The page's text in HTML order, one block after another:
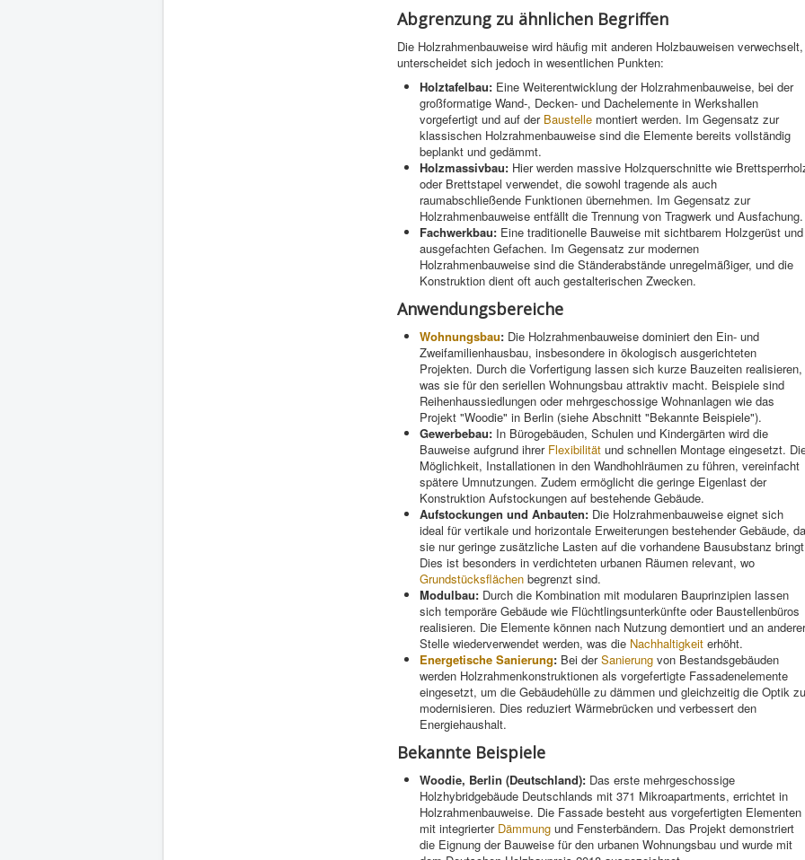
Abgrenzung zu ähnlichen Begriffen
Die Holzrahmenbauweise wird häufig mit anderen Holzbauweisen verwechselt,
unterscheidet sich jedoch in wesentlichen Punkten:
Holztafelbau: Eine Weiterentwicklung der Holzrahmenbauweise, bei der
großformatige Wand-, Decken- und Dachelemente in Werkshallen
vorgefertigt und auf der Baustelle montiert werden. Im Gegensatz zur
klassischen Holzrahmenbauweise sind die Elemente bereits vollständig
beplankt und gedämmt.
Holzmassivbau: Hier werden massive Holzquerschnitte wie
oder Brettstapel verwendet, die sowohl tragende als auch
raumabschließende Funktionen übernehmen. Im Gegensatz zur
Holzrahmenbauweise entfällt die Trennung von Tragwerk und Ausfachung.
Fachwerkbau: Eine traditionelle Bauweise mit sichtbarem Holzgerüst und
ausgefachten Gefachen. Im Gegensatz zur modernen
Holzrahmenbauweise sind die Ständerabstände unregelmäßiger, und die
Konstruktion dient oft auch gestalterischen Zwecken.
Anwendungsbereiche
Wohnungsbau: Die Holzrahmenbauweise dominiert den Ein- und
Zweifamilienhausbau, insbesondere in ökologisch ausgerichteten
Projekten. Durch die Vorfertigung lassen sich kurze Bauzeiten realisieren,
was sie für den seriellen Wohnungsbau attraktiv macht. Beispiele sind
Reihenhaussiedlungen oder mehrgeschossige Wohnanlagen wie das
Projekt "Woodie" in Berlin (siehe Abschnitt "Bekannte Beispiele").
Gewerbebau: In Bürogebäuden, Schulen und Kindergärten wird die
Bauweise aufgrund ihrer Flexibilität und schnellen Montage eingesetzt.
Möglichkeit, Installationen in den Wandhohlräumen zu führen, vereinfacht
spätere Umnutzungen. Zudem ermöglicht die geringe Eigenlast der
Konstruktion Aufstockungen auf bestehende Gebäude.
Aufstockungen und Anbauten: Die Holzrahmenbauweise eignet sich
ideal für vertikale und horizontale Erweiterungen bestehender Gebäude, da
sie nur geringe zusätzliche Lasten auf die vorhandene Bausubstanz
Dies ist besonders in verdichteten urbanen Räumen relevant, wo
Grundstücksflächen begrenzt sind.
Modulbau: Durch die Kombination mit modularen Bauprinzipien lassen
sich temporäre Gebäude wie Flüchtlingsunterkünfte oder Baustellenbüros
realisieren. Die Elemente können nach Nutzung demontiert und an anderer
Stelle wiederverwendet werden, was die Nachhaltigkeit erhöht.
Energetische Sanierung: Bei derSanierung von Bestandsgebäuden
werden Holzrahmenkonstruktionen als vorgefertigte Fassadenelemente
eingesetzt, um die Gebäudehülle zu dämmen und gleichzeitig die Optik zu
modernisieren. Dies reduziert Wärmebrücken und verbessert den
Energiehaushalt.
Bekannte Beispiele
Woodie, Berlin (Deutschland): Das erste mehrgeschossige
Holzhybridgebäude Deutschlands mit 371 Mikroapartments, errichtet in
Holzrahmenbauweise. Die Fassade besteht aus vorgefertigten Elementen
mit integrierter Dämmung und Fensterbändern. Das Projekt demonstriert
die Eignung der Bauweise für den urbanen Wohnungsbau und wurde mit